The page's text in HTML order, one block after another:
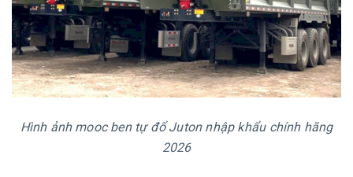
Hình ảnh mooc ben tự đổ Juton nhập khẩu chính hãng
2026